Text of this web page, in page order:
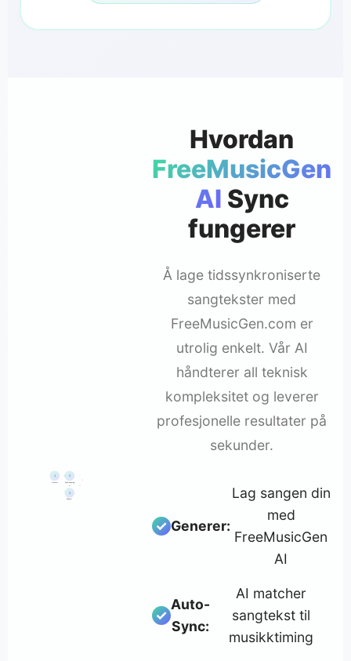
1
Generer
2
Synkronisering
3
Eksport
♪
♬
Hvordan
FreeMusicGen
AI Sync
fungerer
Å lage tidssynkroniserte
sangtekster med
FreeMusicGen.com er
utrolig enkelt. Vår AI
håndterer all teknisk
kompleksitet og leverer
profesjonelle resultater på
sekunder.
Generer:
Lag sangen din
med
FreeMusicGen
AI
Auto-
Sync:
AI matcher
sangtekst til
musikktiming